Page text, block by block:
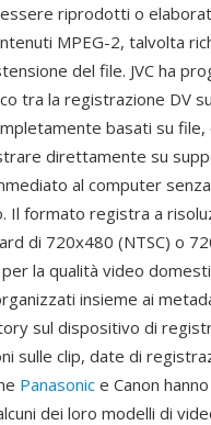
riprodotti o
MPEG-2, talvolta
del file. JVC ha
tra la registrazione DV
basati su file,
direttamente su
al computer
Il formato registra a
di 720x480 (NTSC) o
la qualità video
insieme ai
sul dispositivo di
sulle clip, date di
Panasonic e Canon
dei loro modelli di